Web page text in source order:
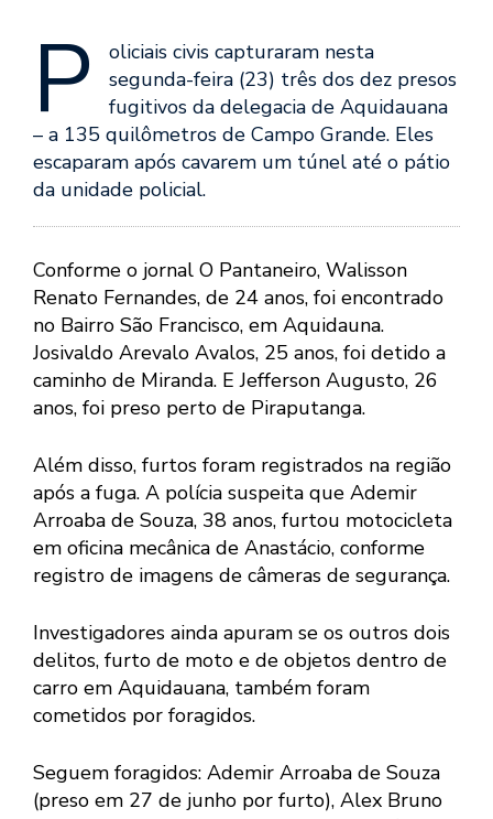
P
oliciais civis capturaram nesta
segunda-feira (23) três dos dez presos
fugitivos da delegacia de Aquidauana
– a 135 quilômetros de Campo Grande. Eles
escaparam após cavarem um túnel até o pátio
da unidade policial.
Conforme o jornal O Pantaneiro, Walisson
Renato Fernandes, de 24 anos, foi encontrado
no Bairro São Francisco, em Aquidauna.
Josivaldo Arevalo Avalos, 25 anos, foi detido a
caminho de Miranda. E Jefferson Augusto, 26
anos, foi preso perto de Piraputanga.
Além disso, furtos foram registrados na região
após a fuga. A polícia suspeita que Ademir
Arroaba de Souza, 38 anos, furtou motocicleta
em oficina mecânica de Anastácio, conforme
registro de imagens de câmeras de segurança.
Investigadores ainda apuram se os outros dois
delitos, furto de moto e de objetos dentro de
carro em Aquidauana, também foram
cometidos por foragidos.
Seguem foragidos: Ademir Arroaba de Souza
(preso em 27 de junho por furto), Alex Bruno